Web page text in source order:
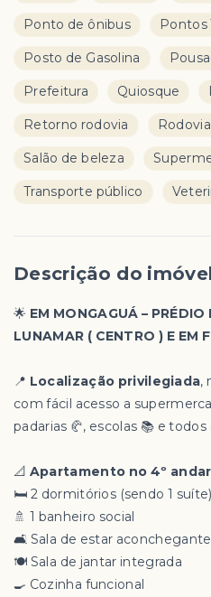
Ponto de ônibus Pontos
Posto de Gasolina
Prefeitura Quiosque
Retorno rodovia Rodovia
Salão de beleza
Transporte público
Descrição do
🌟 EM MONGAGUÁ –
LUNAMAR ( CENTRO ) E EM
📍 Localização privilegiada,
com fácil acesso a
padarias 🥐, escolas 📚 e
📐 Apartamento no 4º andar
🛏️ 2 dormitórios (sendo 1 suíte)
🚿 1 banheiro social
🛋️ Sala de estar aconchegante
🍽️ Sala de jantar integrada
🍳 Cozinha funcional